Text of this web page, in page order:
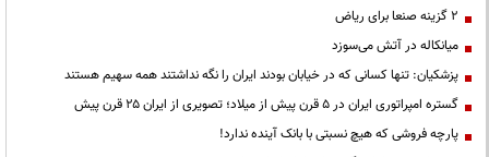
۲ گزینه صنعا برای ریاض
میانکاله در آتش می‌سوزد
پزشکیان: تنها کسانی که در خیابان بودند ایران را نگه نداشتند همه سهیم هستند
گستره امپراتوری ایران در ۵ قرن پیش از میلاد؛ تصویری از ایران ۲۵ قرن پیش
پارچه فروشی که هیچ نسبتی با بانک آینده ندارد!